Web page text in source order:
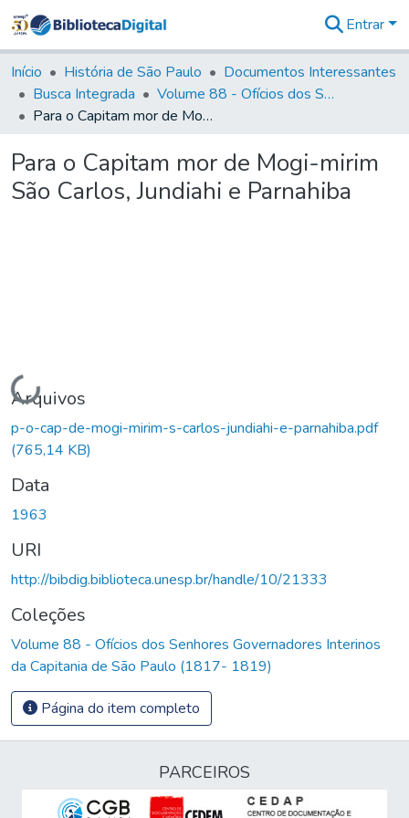
&
Coleções
Tudo na
Biblioteca
Estatísticas
Entrar
Início História de São Paulo
Documentos Interessantes
Busca Integrada
Volume 88 - Ofícios dos Senhores Governadores Interinos da Capitania de São Paulo (1817- 1819)
Para o Capitam mor de Mogi-mirim São Carlos, Jundiahi e Parnahiba
Para o Capitam mor de Mogi-mirim
São Carlos, Jundiahi e Parnahiba
Carregando...
Arquivos
p-o-cap-de-mogi-mirim-s-carlos-jundiahi-e-parnahiba.pdf
(765,14 KB)
Data
1963
URI
http://bibdig.biblioteca.unesp.br/handle/10/21333
Coleções
Volume 88 - Ofícios dos Senhores Governadores Interinos
da Capitania de São Paulo (1817- 1819)
Página do item completo
PARCEIROS